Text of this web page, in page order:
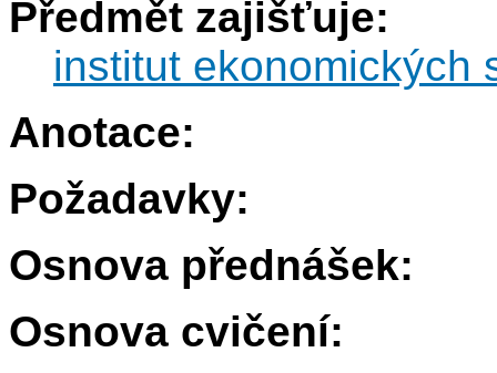
Předmět zajišťuje:
institut ekonomických
Anotace:
Požadavky:
Osnova přednášek:
Osnova cvičení: